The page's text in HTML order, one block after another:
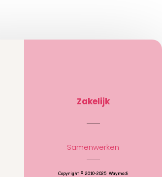
Zakelijk
Samenwerken
Copyright © 2010-2025 Waymadi